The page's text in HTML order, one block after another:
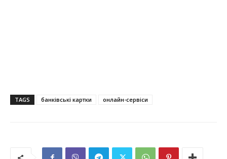
TAGS банківські картки онлайн-сервіси